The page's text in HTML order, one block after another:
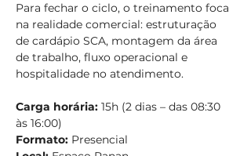
Para fechar o ciclo, o treinamento foca
na realidade comercial: estruturação
de cardápio SCA, montagem da área
de trabalho, fluxo operacional e
hospitalidade no atendimento.
Carga horária: 15h (2 dias – das 08:30
às 16:00)
Formato: Presencial